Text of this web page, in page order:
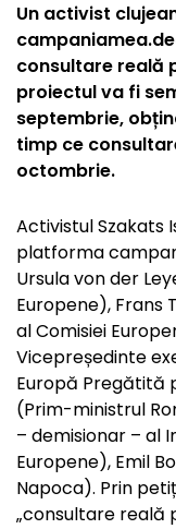
Un activist
consultare reală
proiectul va fi
septembrie,
timp ce
octombrie.
Activistul Szakats
platforma
Ursula von der
Europene), Frans
al Comisiei
Vicepreședinte
Europă Pregătită
(Prim-ministrul
– demisionar – al
Europene), Emil
Napoca). Prin
„consultare reală